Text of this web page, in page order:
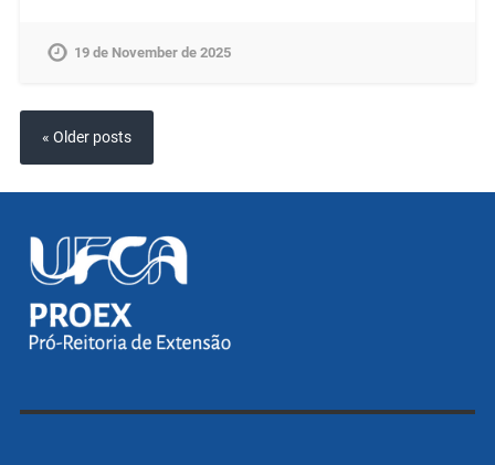
19 de November de 2025
« Older posts